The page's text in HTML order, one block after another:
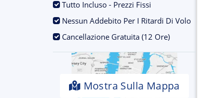
Tutto Incluso - Prezzi Fissi
Nessun Addebito Per I Ritardi Di Volo
Cancellazione Gratuita (12 Ore)
Mostra Sulla Mappa